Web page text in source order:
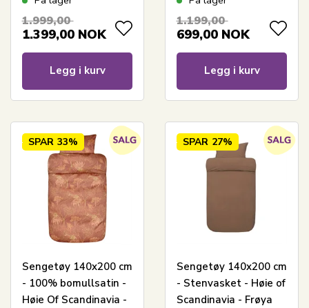
1.999,00
1.399,00 NOK
Legg i kurv
1.199,00
699,00 NOK
Legg i kurv
SPAR 33%
Sengetøy 140x200 cm
- 100% bomullsatin -
Høie Of Scandinavia -
SPAR 27%
Sengetøy 140x200 cm
- Stenvasket - Høie of
Scandinavia - Frøya